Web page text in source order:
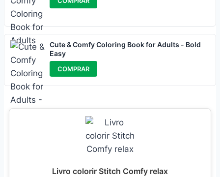
Cute & Comfy Coloring Book for Adults - Bold
Easy
COMPRAR
Livro colorir Stitch Comfy relax